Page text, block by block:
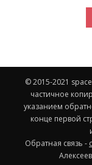
© 2015-2021
частичное
указанием
конце первой
Обратная связь -